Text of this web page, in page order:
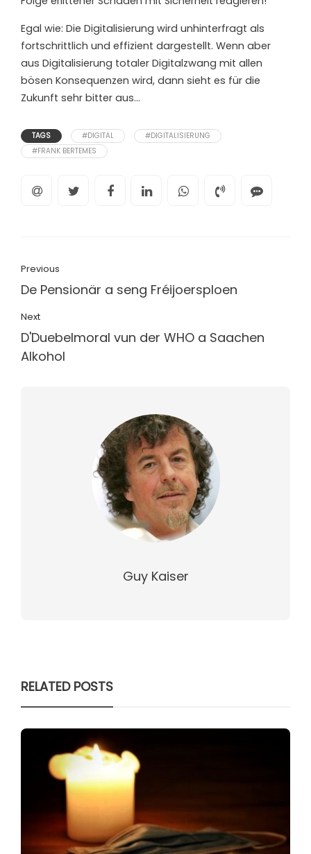
Egal wie: Die Digitalisierung wird unhinterfragt als
fortschrittlich und effizient dargestellt. Wenn aber
aus Digitalisierung totaler Digitalzwang mit allen
bösen Konsequenzen wird, dann sieht es für die
Zukunft sehr bitter aus…
TAGS #DIGITAL
#DIGITALISIERUNG
#FRANK BERTEMES
Previous
De Pensionär a seng Fréijoersploen
Next
D'Duebelmoral vun der WHO a Saachen
Alkohol
Guy Kaiser
RELATED POSTS